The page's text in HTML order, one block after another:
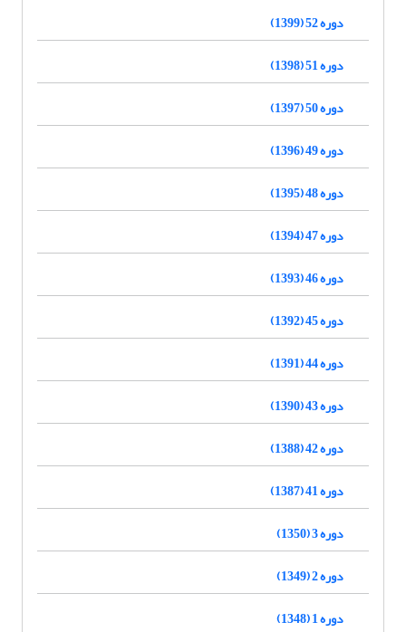
دوره 52 (1399)
دوره 51 (1398)
دوره 50 (1397)
دوره 49 (1396)
دوره 48 (1395)
دوره 47 (1394)
دوره 46 (1393)
دوره 45 (1392)
دوره 44 (1391)
دوره 43 (1390)
دوره 42 (1388)
دوره 41 (1387)
دوره 3 (1350)
دوره 2 (1349)
دوره 1 (1348)